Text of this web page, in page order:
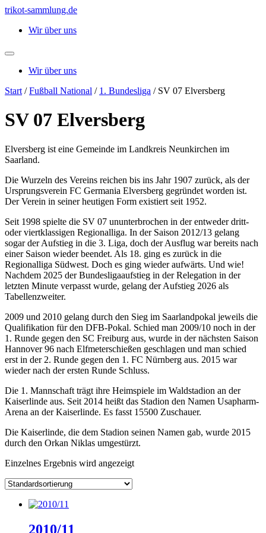
Zum
springen
trikot-sammlung.de
Wir über uns
Wir über uns
Start /Fußball National / 1. Bundesliga / SV 07 Elversberg
SV 07 Elversberg
Elversberg ist eine Gemeinde im Landkreis Neunkirchen im
Saarland.
Die Wurzeln des Vereins reichen bis ins Jahr 1907 zurück, als der
Ursprungsverein FC Germania Elversberg gegründet worden ist.
Der Verein in seiner heutigen Form existiert seit 1952.
Seit 1998 spielte die SV 07 ununterbrochen in der entweder dritt-
oder viertklassigen Regionalliga. In der Saison 2012/13 gelang
sogar der Aufstieg in die 3. Liga, doch der Ausflug war bereits nach
einer Saison wieder beendet. Als 18. ging es zurück in die
Regionalliga Südwest. Doch es ging wieder aufwärts. Und wie!
Nachdem 2025 der Bundesligaaufstieg in der Relegation in der
letzten Minute verpasst wurde, gelang der Aufstieg 2026 als
Tabellenzweiter.
2009 und 2010 gelang durch den Sieg im Saarlandpokal jeweils die
Qualifikation für den DFB-Pokal. Schied man 2009/10 noch in der
1. Runde gegen den SC Freiburg aus, wurde in der nächsten Saison
Hannover 96 nach Elfmeterschießen geschlagen und man schied
erst in der 2. Runde gegen den 1. FC Nürnberg aus. 2015 war
wieder nach der ersten Runde Schluss.
Die 1. Mannschaft trägt ihre Heimspiele im Waldstadion an der
Kaiserlinde aus. Seit 2014 heißt das Stadion den Namen Usapharm-
Arena an der Kaiserlinde. Es fasst 15500 Zuschauer.
Die Kaiserlinde, die dem Stadion seinen Namen gab, wurde 2015
durch den Orkan Niklas umgestürzt.
Einzelnes Ergebnis wird angezeigt
2010/11